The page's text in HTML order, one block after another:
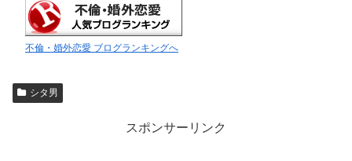
不倫・婚外恋愛 ブログランキングへ
シタ男
スポンサーリンク